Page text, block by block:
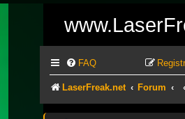
FAQ
LaserFreak.net Forum